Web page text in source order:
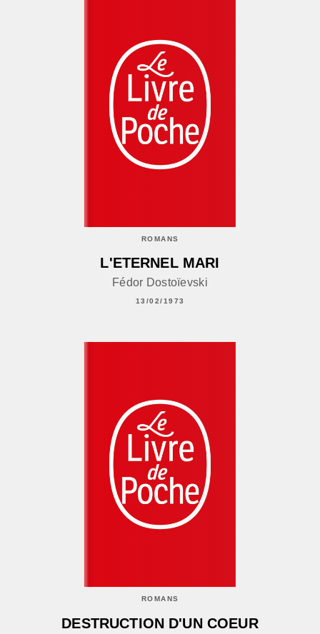
ROMANS
L'ETERNEL MARI
Fédor Dostoïevski
13/02/1973
ROMANS
DESTRUCTION D'UN COEUR